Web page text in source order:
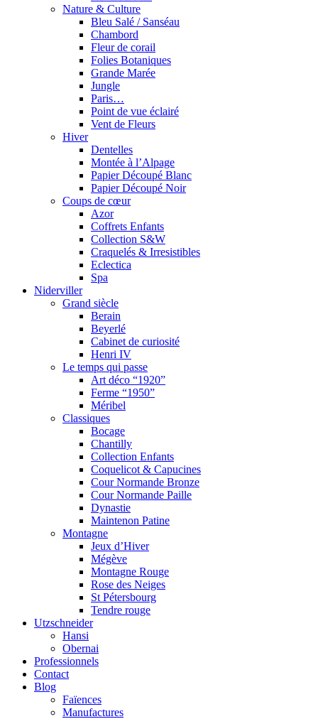
Nature & Culture
Bleu Salé / Sanséau
Chambord
Fleur de corail
Folies Botaniques
Grande Marée
Jungle
Paris…
Point de vue éclairé
Vent de Fleurs
Hiver
Dentelles
Montée à l’Alpage
Papier Découpé Blanc
Papier Découpé Noir
Coups de cœur
Azor
Coffrets Enfants
Collection S&W
Craquelés & Irresistibles
Eclectica
Spa
Niderviller
Grand siècle
Berain
Beyerlé
Cabinet de curiosité
Henri IV
Le temps qui passe
Art déco “1920”
Ferme “1950”
Méribel
Classiques
Bocage
Chantilly
Collection Enfants
Coquelicot & Capucines
Cour Normande Bronze
Cour Normande Paille
Dynastie
Maintenon Patine
Montagne
Jeux d’Hiver
Mégève
Montagne Rouge
Rose des Neiges
St Pétersbourg
Tendre rouge
Utzschneider
Hansi
Obernai
Professionnels
Contact
Blog
Faïences
Manufactures